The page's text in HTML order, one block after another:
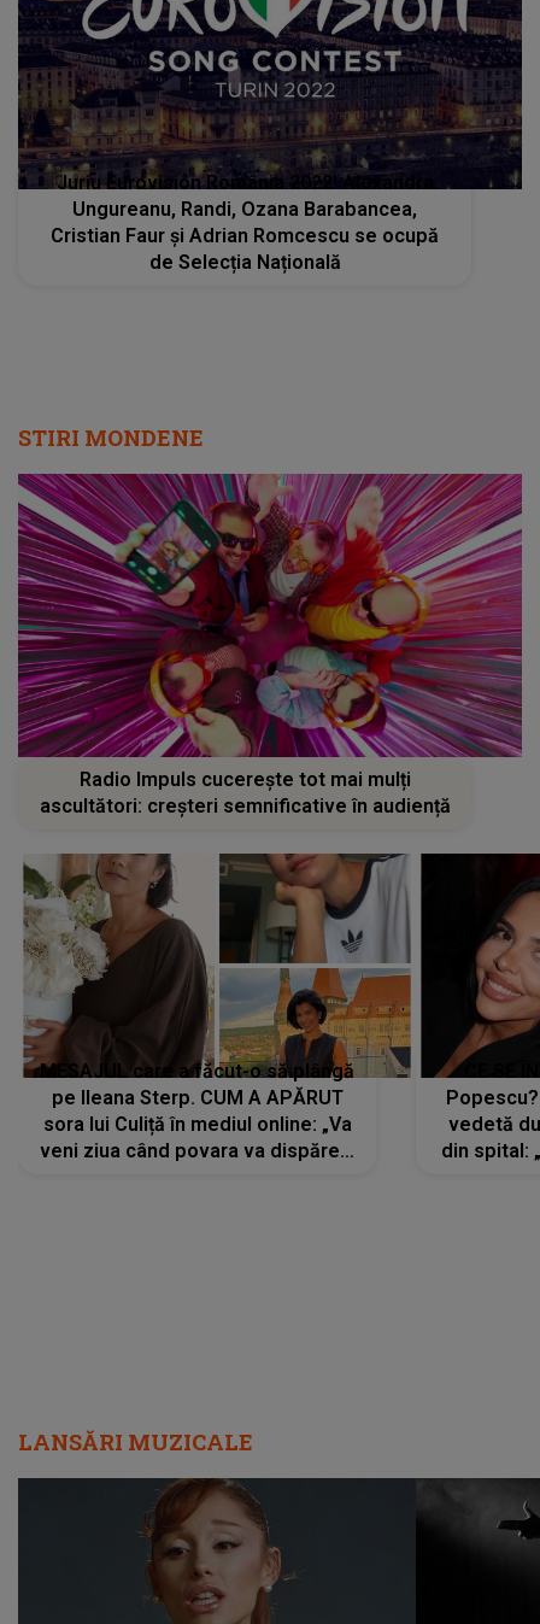
Juriu Eurovision România 2022! Alexandra
Ungureanu, Randi, Ozana Barabancea,
Cristian Faur şi Adrian Romcescu se ocupă
de Selecția Națională
STIRI MONDENE
Radio Impuls cucerește tot mai mulți
ascultători: creșteri semnificative în audiență
MESAJUL care a făcut-o să plângă
pe Ileana Sterp. CUM A APĂRUT
sora lui Culiță în mediul online: „Va
veni ziua când povara va dispărea,
vedetă
din spital:
LANSĂRI MUZICALE